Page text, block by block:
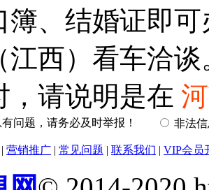
簿、结婚证即
江西）看车洽
，请说明是在
问题，请务必及时举报！ 非法
| 营销推广 | 常见问题 | 联系我们 | VIP会员